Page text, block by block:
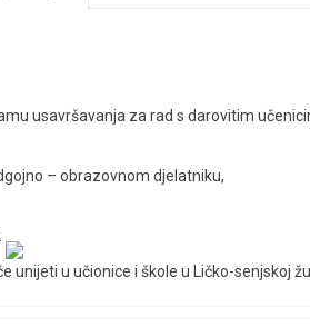
usavršavanja za rad s darovitim
– obrazovnom djelatniku,
u učionice i škole u Ličko-senjskoj